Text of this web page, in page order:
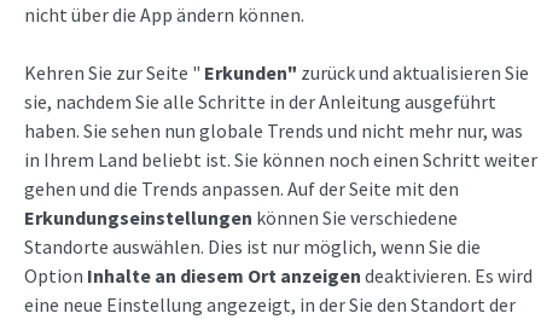
nicht über die App ändern können.
Kehren Sie zur Seite " Erkunden" zurück und aktualisieren Sie
sie, nachdem Sie alle Schritte in der Anleitung ausgeführt
haben. Sie sehen nun globale Trends und nicht mehr nur, was
in Ihrem Land beliebt ist. Sie können noch einen Schritt weiter
gehen und die Trends anpassen. Auf der Seite mit den
Erkundungseinstellungen können Sie verschiedene
Standorte auswählen. Dies ist nur möglich, wenn Sie die
Option Inhalte an diesem Ort anzeigen deaktivieren. Es wird
eine neue Einstellung angezeigt, in der Sie den Standort der